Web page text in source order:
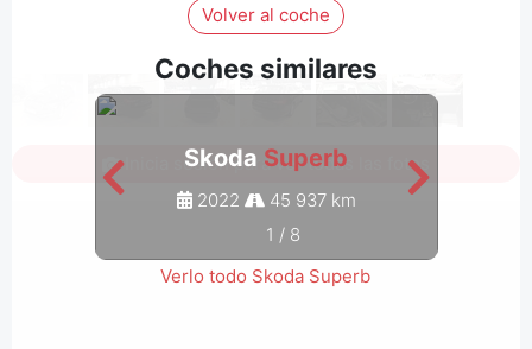
Volver al coche
Coches similares
Skoda Superb
2022
45 937 km
1 / 8
Verlo todo Skoda Superb
Inicia sesión para ver todas las fotos